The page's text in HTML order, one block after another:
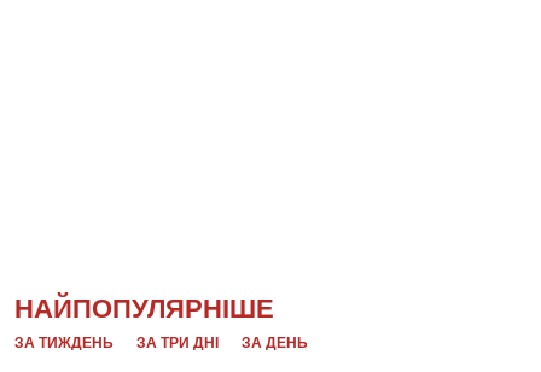
НАЙПОПУЛЯРНІШЕ
ЗА ТИЖДЕНЬ ЗА ТРИ ДНІ ЗА ДЕНЬ